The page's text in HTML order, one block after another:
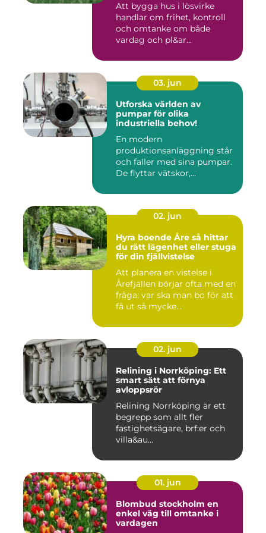
Att bygga hus i lösvirke
handlar om frihet, kontroll
och omtanke om både
vardag och pl&ar...
03. jun
Utforska världen av
pumpar för olika
industriella behov!
En modern
produktionsanläggning står
och faller med sina pumpar.
De flyttar vätskor,...
02. jun
Hyra boende Åre så hittar
du rätt lägenhet eller stuga
för din fjällvistelse
Att planera en vistelse i
Årefjällen börjar ofta med en
fråga: var ska man bo för att
få ut så mycke...
02. jun
Relining i Norrköping: Ett
smart sätt att förnya
avloppsrör
Relining Norrköping är ett
begrepp som allt fler
fastighetsägare, brf:er och
villa&au...
01. jun
Blombud stockholm en
enkel väg till omtanke i
vardagen